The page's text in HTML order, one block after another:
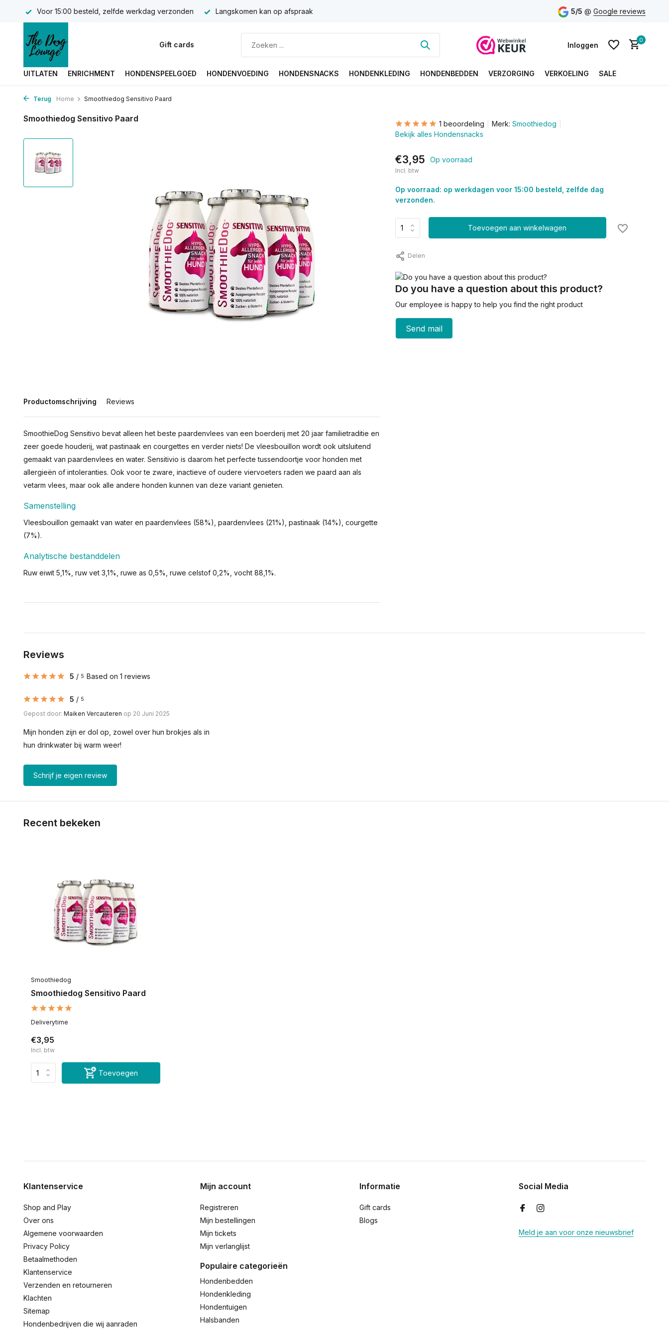
Voor 15:00 besteld, zelfde werkdag verzonden Langskomen kan op afspraak 5/5 @ Google reviews
Gift cards Inloggen
0
UITLATEN ENRICHMENT HONDENSPEELGOED HONDENVOEDING HONDENSNACKS HONDENKLEDING HONDENBEDDEN VERZORGING VERKOELING SALE
Terug Home Smoothiedog Sensitivo Paard
Smoothiedog Sensitivo Paard
Productomschrijving Reviews
SmoothieDog Sensitivo bevat alleen het beste paardenvlees van een boerderij met 20 jaar familietraditie en
zeer goede houderij, wat pastinaak en courgettes en verder niets! De vleesbouillon wordt ook uitsluitend
gemaakt van paardenvlees en water. Sensitivio is daarom het perfecte tussendoortje voor honden met
allergieën of intoleranties. Ook voor te zware, inactieve of oudere viervoeters raden we paard aan als
vetarm vlees, maar ook alle andere honden kunnen van deze variant genieten.
Samenstelling
Vleesbouillon gemaakt van water en paardenvlees (58%), paardenvlees (21%), pastinaak (14%), courgette
(7%).
Analytische bestanddelen
Ruw eiwit 5,1%, ruw vet 3,1%, ruwe as 0,5%, ruwe celstof 0,2%, vocht 88,1%.
1 beoordeling Merk: Smoothiedog
Bekijk alles Hondensnacks
€3,95 Op voorraad
Incl. btw
Op voorraad: op werkdagen voor 15:00 besteld, zelfde dag
verzonden.
Toevoegen aan winkelwagen
Delen
Do you have a question about this product?
Our employee is happy to help you find the right product
Send mail
Reviews
5 / 5 Based on 1 reviews
5 / 5
Gepost door: Maiken Vercauteren op 20 Juni 2025
Mijn honden zijn er dol op, zowel over hun brokjes als in
hun drinkwater bij warm weer!
Schrijf je eigen review
Recent bekeken
Smoothiedog
Smoothiedog Sensitivo Paard
Deliverytime
€3,95
Incl. btw
Toevoegen
Klantenservice
Shop and Play
Over ons
Algemene voorwaarden
Privacy Policy
Betaalmethoden
Klantenservice
Verzenden en retourneren
Klachten
Sitemap
Hondenbedrijven die wij aanraden
Mijn account
Registreren
Mijn bestellingen
Mijn tickets
Mijn verlanglijst
Populaire categorieën
Hondenbedden
Hondenkleding
Hondentuigen
Halsbanden
Informatie
Gift cards
Blogs
Social Media
Meld je aan voor onze nieuwsbrief